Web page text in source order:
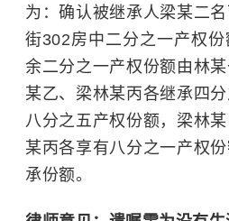
为：确认被继承人梁某二
街302房中二分之一产权
余二分之一产权份额由林
某乙、梁林某丙各继承四
八分之五产权份额，梁林
某丙各享有八分之一产权
承份额。